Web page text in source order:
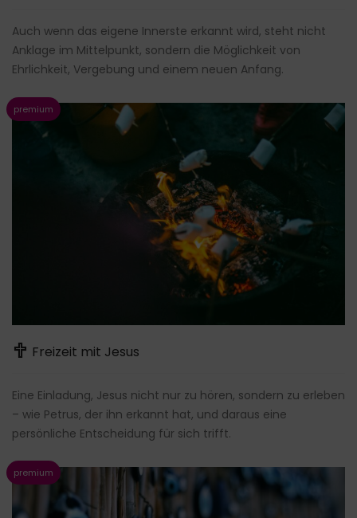
Auch wenn das eigene Innerste erkannt wird, steht nicht
Anklage im Mittelpunkt, sondern die Möglichkeit von
Ehrlichkeit, Vergebung und einem neuen Anfang.
Freizeit mit Jesus
Eine Einladung, Jesus nicht nur zu hören, sondern zu erleben
– wie Petrus, der ihn erkannt hat, und daraus eine
persönliche Entscheidung für sich trifft.